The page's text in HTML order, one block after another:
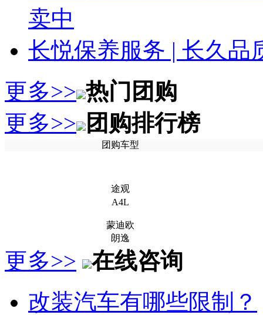
卖中
长悦保养服务 | 长久品
更多>> 热门团购
更多>> 团购排行榜
团购车型
途观
A4L
蒙迪欧
朗逸
更多>>
在线咨询
改装汽车有哪些限制？